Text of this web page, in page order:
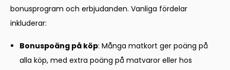
bonusprogram och erbjudanden. Vanliga fördelar
inkluderar:
Bonuspoäng på köp: Många matkort ger poäng på
alla köp, med extra poäng på matvaror eller hos